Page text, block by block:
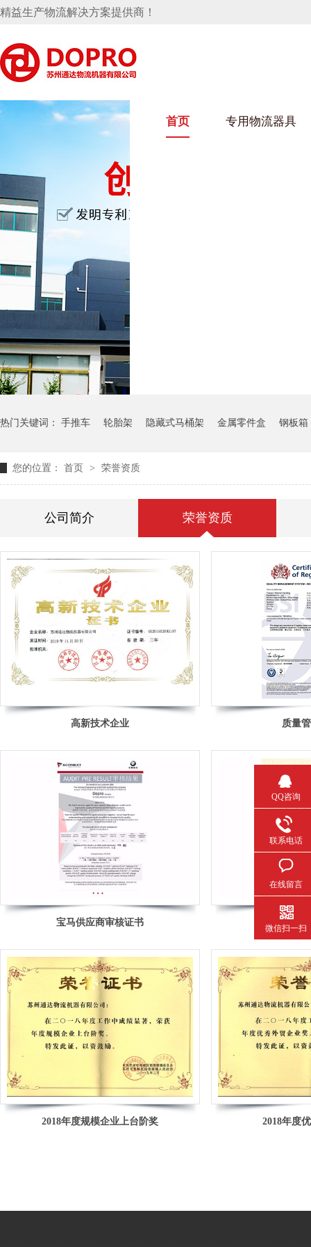
精益生产物流解决方案提供商！
首页 专用物流器具
91免费观看视频架
变速箱托盘
轮胎架
转向机料架
消声器料架
悬挂料架
手推车
网箱
气瓶料架
隐藏式马桶水箱支架
汽车行业
卫浴行业
热门关键词： 手推车 轮胎架 隐藏式马桶架 金属零件盒 钢板箱
您的位置： 首页 > 荣誉资质
公司简介 荣誉资质
高新技术企业 质量
宝马供应商审核证书 GMC环球
2018年度规模企业上台阶奖 2018年度
QQ咨询
联系电话
在线留言
微信扫一扫